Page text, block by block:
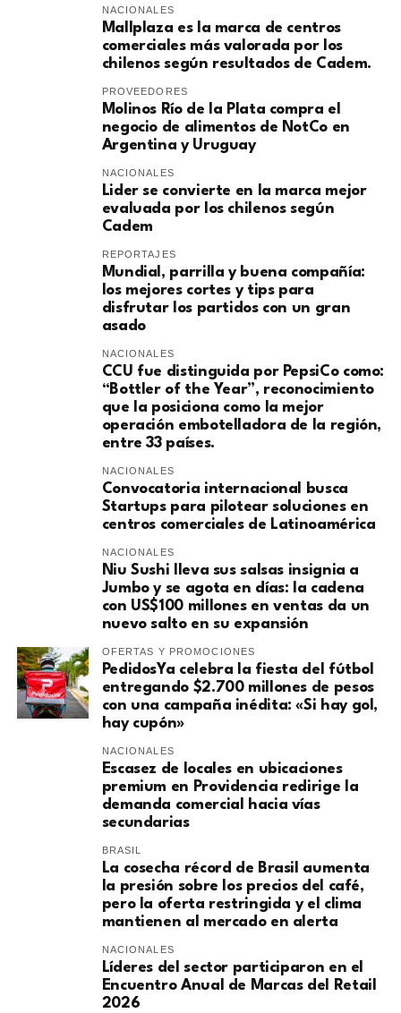
NACIONALES
Mallplaza es la marca de centros
comerciales más valorada por los
chilenos según resultados de Cadem.
PROVEEDORES
Molinos Río de la Plata compra el
negocio de alimentos de NotCo en
Argentina y Uruguay
NACIONALES
Lider se convierte en la marca mejor
evaluada por los chilenos según
Cadem
REPORTAJES
Mundial, parrilla y buena compañía:
los mejores cortes y tips para
disfrutar los partidos con un gran
asado
NACIONALES
CCU fue distinguida por PepsiCo como:
“Bottler of the Year”, reconocimiento
que la posiciona como la mejor
operación embotelladora de la región,
entre 33 países.
NACIONALES
Convocatoria internacional busca
Startups para pilotear soluciones en
centros comerciales de Latinoamérica
NACIONALES
Niu Sushi lleva sus salsas insignia a
Jumbo y se agota en días: la cadena
con US$100 millones en ventas da un
nuevo salto en su expansión
OFERTAS Y PROMOCIONES
PedidosYa celebra la fiesta del fútbol
entregando $2.700 millones de pesos
con una campaña inédita: «Si hay gol,
hay cupón»
NACIONALES
Escasez de locales en ubicaciones
premium en Providencia redirige la
demanda comercial hacia vías
secundarias
BRASIL
La cosecha récord de Brasil aumenta
la presión sobre los precios del café,
pero la oferta restringida y el clima
mantienen al mercado en alerta
NACIONALES
Líderes del sector participaron en el
Encuentro Anual de Marcas del Retail
2026